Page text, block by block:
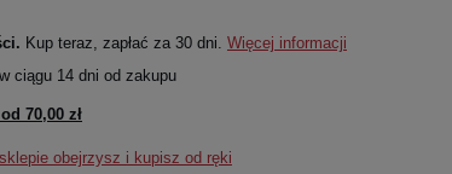
Kup teraz, zapłać za 30 dni. Więcej informacji
ciągu 14dni od zakupu
70,00 zł
obejrzysz i kupisz od ręki